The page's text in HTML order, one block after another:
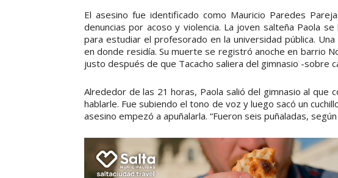
El asesino fue identificado como Mauricio Paredes
denuncias por acoso y violencia. La joven salteña Paola
para estudiar el profesorado en la universidad pública.
en donde residía. Su muerte se registró anoche en barrio
justo después de que Tacacho saliera del gimnasio -sobre
Alrededor de las 21 horas, Paola salió del gimnasio al que
hablarle. Fue subiendo el tono de voz y luego sacó un
asesino empezó a apuñalarla. “Fueron seis puñaladas,